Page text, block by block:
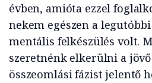
évben, amióta ezzel
nekem egészen a
mentális felkészülés volt.
szeretnénk elkerülni a
összeomlási fázist jelentő